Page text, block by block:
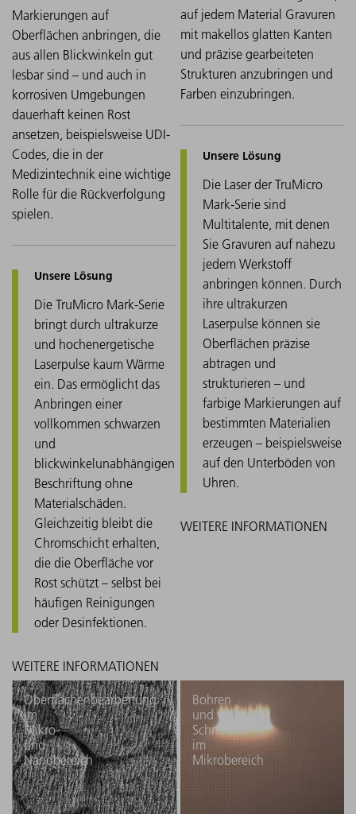
Markierungen auf
Oberflächen anbringen, die
aus allen Blickwinkeln gut
lesbar sind – und auch in
korrosiven Umgebungen
dauerhaft keinen Rost
ansetzen, beispielsweise UDI-
Codes, die in der
Medizintechnik eine wichtige
Rolle für die Rückverfolgung
spielen.
Die TruMicro Mark-Serie
bringt durch ultrakurze
und hochenergetische
Laserpulse kaum Wärme
ein. Das ermöglicht das
Anbringen einer
vollkommen schwarzen
und
blickwinkelunabhängigen
Beschriftung ohne
Materialschäden.
Gleichzeitig bleibt die
Chromschicht erhalten,
die die Oberfläche vor
Rost schützt – selbst bei
häufigen Reinigungen
oder Desinfektionen.
auf jedem Material Gravuren
mit makellos glatten Kanten
und präzise gearbeiteten
Strukturen anzubringen und
Farben einzubringen.
Die Laser der TruMicro
Mark-Serie sind
Multitalente, mit denen
Sie Gravuren auf nahezu
jedem Werkstoff
anbringen können. Durch
ihre ultrakurzen
Laserpulse können sie
Oberflächen präzise
abtragen und
strukturieren – und
farbige Markierungen auf
bestimmten Materialien
erzeugen – beispielsweise
auf den Unterböden von
Uhren.
Oberflächenbearbeitung
im
Mikro-
und
Nanobereich
Bohren
und
Schneiden
im
Mikrobereich